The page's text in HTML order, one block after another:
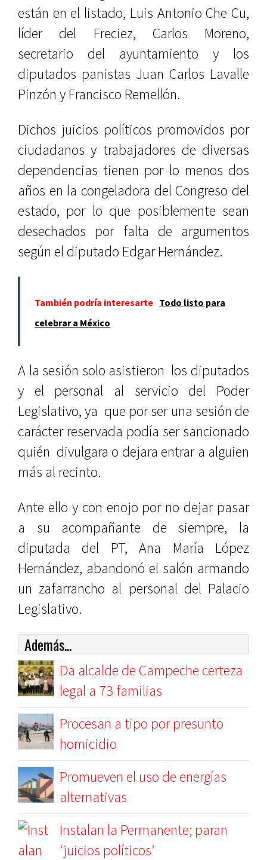
están en el listado, Luis Antonio Che Cu,
líder del Freciez, Carlos Moreno,
secretario del ayuntamiento y los
diputados panistas Juan Carlos Lavalle
Pinzón y Francisco Remellón.
Dichos juicios políticos promovidos por
ciudadanos y trabajadores de diversas
dependencias tienen por lo menos dos
años en la congeladora del Congreso del
estado, por lo que posiblemente sean
desechados por falta de argumentos
según el diputado Edgar Hernández.
También podría interesarte Todo listo para
celebrar a México
A la sesión solo asistieron los diputados
y el personal al servicio del Poder
Legislativo, ya que por ser una sesión de
carácter reservada podía ser sancionado
quién divulgara o dejara entrar a alguien
más al recinto.
Ante ello y con enojo por no dejar pasar
a su acompañante de siempre, la
diputada del PT, Ana María López
Hernández, abandonó el salón armando
un zafarrancho al personal del Palacio
Legislativo.
Además...
Da alcalde de Campeche certeza
legal a 73 familias
Procesan a tipo por presunto
homicidio
Promueven el uso de energías
alternativas
Instalan la Permanente; paran
‘juicios políticos’